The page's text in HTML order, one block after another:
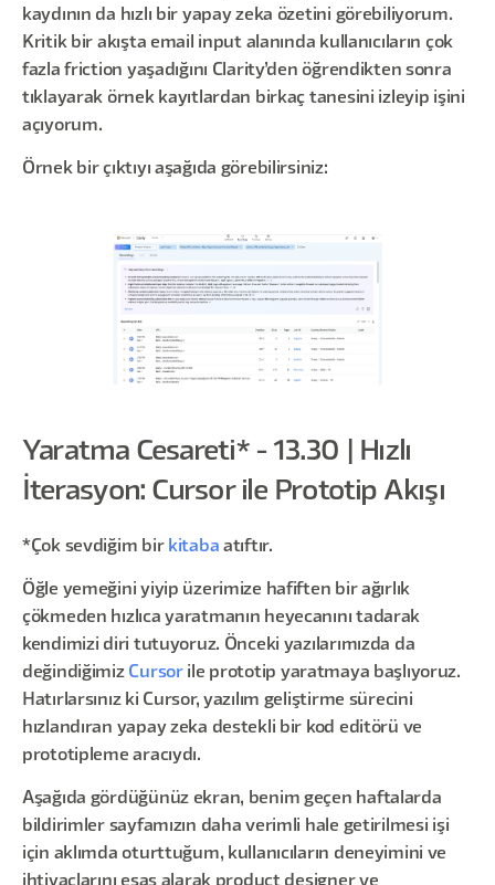
kaydının da hızlı bir yapay zeka özetini görebiliyorum.
Kritik bir akışta email input alanında kullanıcıların çok
fazla friction yaşadığını Clarity’den öğrendikten sonra
tıklayarak örnek kayıtlardan birkaç tanesini izleyip işini
açıyorum.
Örnek bir çıktıyı aşağıda görebilirsiniz:
Yaratma Cesareti* - 13.30 | Hızlı
İterasyon: Cursor ile Prototip Akışı
*Çok sevdiğim bir kitaba atıftır.
Öğle yemeğini yiyip üzerimize hafiften bir ağırlık
çökmeden hızlıca yaratmanın heyecanını tadarak
kendimizi diri tutuyoruz. Önceki yazılarımızda da
değindiğimiz Cursorile prototip yaratmaya başlıyoruz.
Hatırlarsınız ki Cursor, yazılım geliştirme sürecini
hızlandıran yapay zeka destekli bir kod editörü ve
prototipleme aracıydı.
Aşağıda gördüğünüz ekran, benim geçen haftalarda
bildirimler sayfamızın daha verimli hale getirilmesi işi
için aklımda oturttuğum, kullanıcıların deneyimini ve
ihtiyaçlarını esas alarak product designer ve